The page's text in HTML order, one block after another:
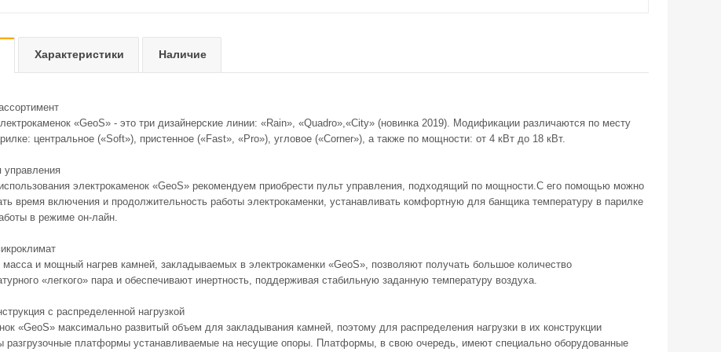
Характеристики Наличие
«GeoS» - это три дизайнерские линии: «Rain», «Quadro»,«City» (новинка 2019). Модификации различаются по месту
центральное («Soft»), пристенное («Fast», «Pro»), угловое («Corner»), а также по мощности: от 4 кВт до 18 кВт.
управления
электрокаменок «GeoS» рекомендуем приобрести пульт управления, подходящий по мощности.С его помощью можно
время включения и продолжительность работы электрокаменки, устанавливать комфортную для банщика температуру в парилке
в режиме он-лайн.
и мощный нагрев камней, закладываемых в электрокаменки «GeoS», позволяют получать большое количество
«легкого» пара и обеспечивают инертность, поддерживая стабильную заданную температуру воздуха.
с распределенной нагрузкой
«GeoS» максимально развитый объем для закладывания камней, поэтому для распределения нагрузки в их конструкции
разгрузочные платформы устанавливаемые на несущие опоры. Платформы, в свою очередь, имеют специально оборудованные